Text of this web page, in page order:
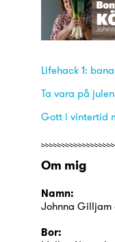
Lifehack 1:
Ta vara på
Gott i vintertid
Om mig
Namn:
Johnna Gilljam
Bor: